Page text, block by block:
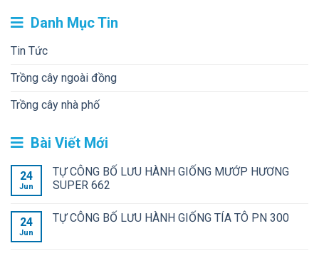
Danh Mục Tin
Tin Tức
Trồng cây ngoài đồng
Trồng cây nhà phố
Bài Viết Mới
24
Jun
TỰ CÔNG BỐ LƯU HÀNH GIỐNG MƯỚP HƯƠNG
SUPER 662
24
Jun
TỰ CÔNG BỐ LƯU HÀNH GIỐNG TÍA TÔ PN 300